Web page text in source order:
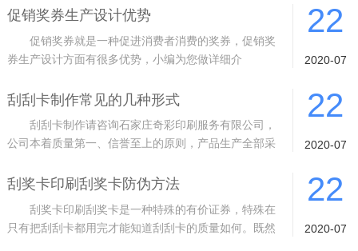
促销奖券生产设计优势
促销奖券就是一种促进消费者消费的奖券，促销奖
券生产设计方面有很多优势，小编为您做详细介
22
2020-07
刮刮卡制作常见的几种形式
刮刮卡制作请咨询石家庄奇彩印刷服务有限公司，
公司本着质量第一、信誉至上的原则，产品生产全部采
22
2020-07
刮奖卡印刷刮奖卡防伪方法
刮奖卡印刷刮奖卡是一种特殊的有价证券，特殊在
只有把刮刮卡都用完才能知道刮刮卡的质量如何。既然
22
2020-07